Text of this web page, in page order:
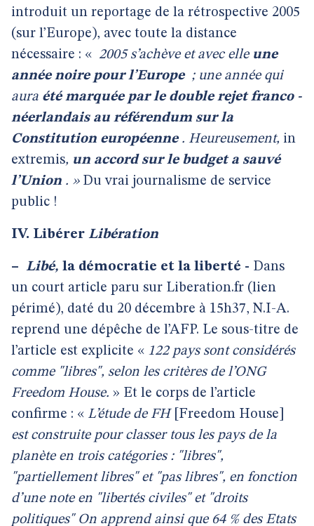
introduit un reportage de la rétrospective 2005
(sur l’Europe), avec toute la distance
nécessaire : « 2005 s’achève et avec elle une
année noire pour l’Europe ; une année qui
aura été marquée par le double rejet franco -
néerlandais au référendum sur la
Constitution européenne . Heureusement, in
extremis, un accord sur le budget a sauvé
l’Union . »Du vrai journalisme de service
public !
IV. Libérer Libération
– Libé, la démocratie et la liberté - Dans
un court article paru sur Liberation.fr (lien
périmé), daté du 20 décembre à 15h37, N.I-A.
reprend une dépêche de l’AFP. Le sous-titre de
l’article est explicite « 122 pays sont considérés
comme "libres", selon les critères de l’ONG
Freedom House. » Et le corps de l’article
confirme : « L’étude de FH
[Freedom House]
est construite pour classer tous les pays de la
planète en trois catégories : "libres",
"partiellement libres" et "pas libres", en fonction
d’une note en "libertés civiles" et "droits
politiques" On apprend ainsi que 64 % des Etats